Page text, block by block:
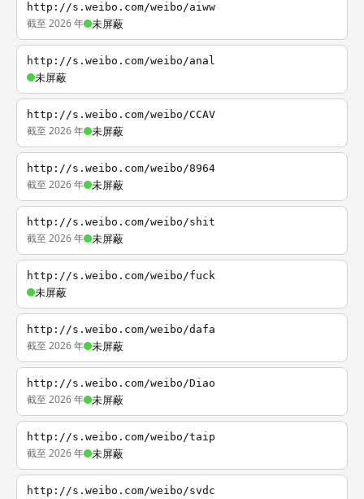
http://s.weibo.com/weibo/aiww
截至 2026 年 未屏蔽
http://s.weibo.com/weibo/anal
未屏蔽
http://s.weibo.com/weibo/CCAV
截至 2026 年 未屏蔽
http://s.weibo.com/weibo/8964
截至 2026 年 未屏蔽
http://s.weibo.com/weibo/shit
截至 2026 年 未屏蔽
http://s.weibo.com/weibo/fuck
未屏蔽
http://s.weibo.com/weibo/dafa
截至 2026 年 未屏蔽
http://s.weibo.com/weibo/Diao
截至 2026 年 未屏蔽
http://s.weibo.com/weibo/taip
截至 2026 年 未屏蔽
http://s.weibo.com/weibo/svdc